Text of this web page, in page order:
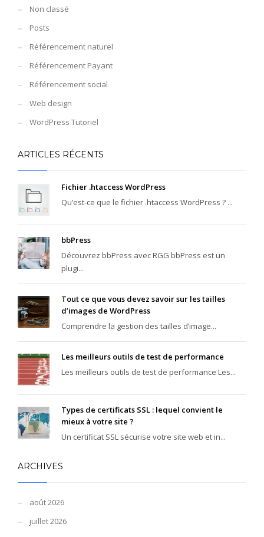
Non classé
Posts
Référencement naturel
Référencement Payant
Référencement social
Web design
WordPress Tutoriel
ARTICLES RÉCENTS
Fichier .htaccess WordPress
Qu’est-ce que le fichier .htaccess WordPress ? ...
bbPress
Découvrez bbPress avec RGG bbPress est un
plugi...
Tout ce que vous devez savoir sur les tailles
d’images de WordPress
Comprendre la gestion des tailles d’image...
Les meilleurs outils de test de performance
Les meilleurs outils de test de performance Les...
Types de certificats SSL : lequel convient le
mieux à votre site ?
Un certificat SSL sécurise votre site web et in...
ARCHIVES
août 2026
juillet 2026